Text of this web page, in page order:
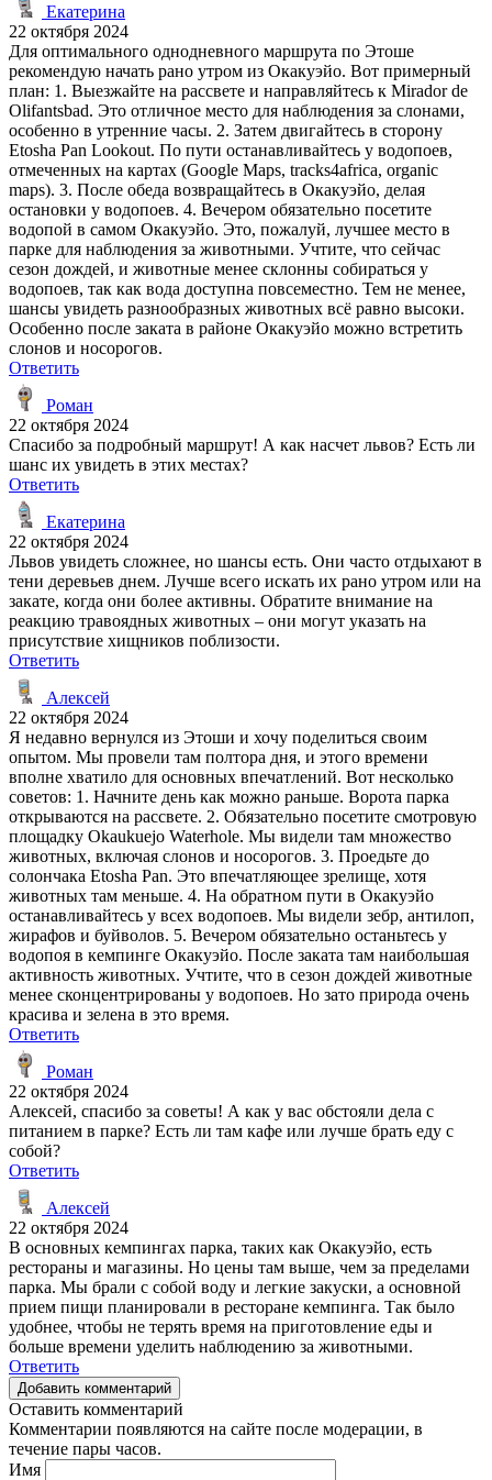
Екатерина
22 октября 2024
Для оптимального однодневного маршрута по Этоше
рекомендую начать рано утром из Окакуэйо. Вот примерный
план: 1. Выезжайте на рассвете и направляйтесь к Mirador de
Olifantsbad. Это отличное место для наблюдения за слонами,
особенно в утренние часы. 2. Затем двигайтесь в сторону
Etosha Pan Lookout. По пути останавливайтесь у водопоев,
отмеченных на картах (Google Maps, tracks4africa, organic
maps). 3. После обеда возвращайтесь в Окакуэйо, делая
остановки у водопоев. 4. Вечером обязательно посетите
водопой в самом Окакуэйо. Это, пожалуй, лучшее место в
парке для наблюдения за животными. Учтите, что сейчас
сезон дождей, и животные менее склонны собираться у
водопоев, так как вода доступна повсеместно. Тем не менее,
шансы увидеть разнообразных животных всё равно высоки.
Особенно после заката в районе Окакуэйо можно встретить
слонов и носорогов.
Ответить
Роман
22 октября 2024
Спасибо за подробный маршрут! А как насчет львов? Есть ли
шанс их увидеть в этих местах?
Ответить
Екатерина
22 октября 2024
Львов увидеть сложнее, но шансы есть. Они часто отдыхают в
тени деревьев днем. Лучше всего искать их рано утром или на
закате, когда они более активны. Обратите внимание на
реакцию травоядных животных – они могут указать на
присутствие хищников поблизости.
Ответить
Алексей
22 октября 2024
Я недавно вернулся из Этоши и хочу поделиться своим
опытом. Мы провели там полтора дня, и этого времени
вполне хватило для основных впечатлений. Вот несколько
советов: 1. Начните день как можно раньше. Ворота парка
открываются на рассвете. 2. Обязательно посетите смотровую
площадку Okaukuejo Waterhole. Мы видели там множество
животных, включая слонов и носорогов. 3. Проедьте до
солончака Etosha Pan. Это впечатляющее зрелище, хотя
животных там меньше. 4. На обратном пути в Окакуэйо
останавливайтесь у всех водопоев. Мы видели зебр, антилоп,
жирафов и буйволов. 5. Вечером обязательно останьтесь у
водопоя в кемпинге Окакуэйо. После заката там наибольшая
активность животных. Учтите, что в сезон дождей животные
менее сконцентрированы у водопоев. Но зато природа очень
красива и зелена в это время.
Ответить
Роман
22 октября 2024
Алексей, спасибо за советы! А как у вас обстояли дела с
питанием в парке? Есть ли там кафе или лучше брать еду с
собой?
Ответить
Алексей
22 октября 2024
В основных кемпингах парка, таких как Окакуэйо, есть
рестораны и магазины. Но цены там выше, чем за пределами
парка. Мы брали с собой воду и легкие закуски, а основной
прием пищи планировали в ресторане кемпинга. Так было
удобнее, чтобы не терять время на приготовление еды и
больше времени уделить наблюдению за животными.
Ответить
Добавить комментарий
Оставить комментарий
Комментарии появляются на сайте после модерации, в
течение пары часов.
Имя